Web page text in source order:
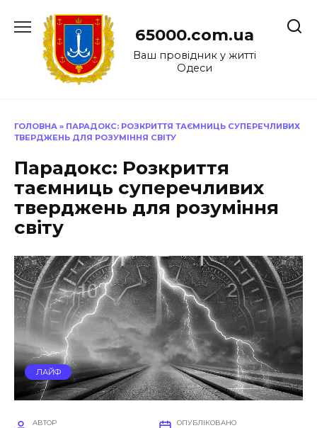
до
65000.com.ua
Ваш провідник у житті
Одеси
ГОЛОВНА » ПАРАДОКС: РОЗКРИТТЯ ТАЄМНИЦЬ СУПЕРЕЧЛИВИХ
ТВЕРДЖЕНЬ ДЛЯ РОЗУМІННЯ СВІТУ
Парадокс: Розкриття
таємниць суперечливих
тверджень для розуміння
світу
ЛАЙФ
АВТОР ОПУБЛІКОВАНО